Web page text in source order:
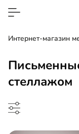
Интернет-магазин
стеллажом